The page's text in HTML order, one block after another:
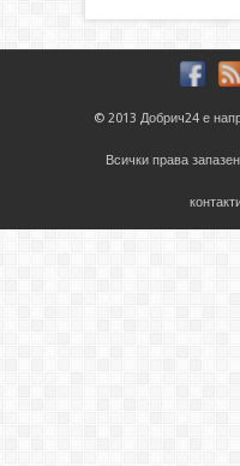
© 2013 Добрич24 е
Всички права